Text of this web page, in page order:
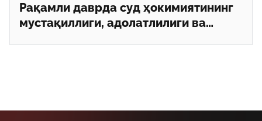
Рақамли даврда суд ҳокимиятининг
мустақиллиги, адолатлилиги ва